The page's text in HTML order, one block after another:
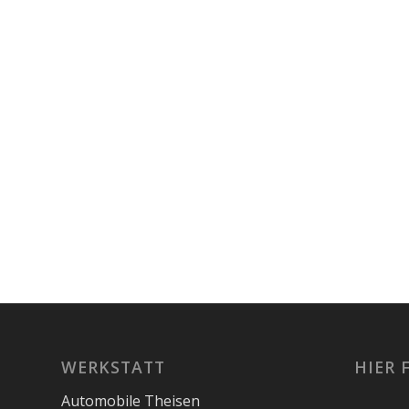
WERKSTATT
Automobile Theisen
HIER